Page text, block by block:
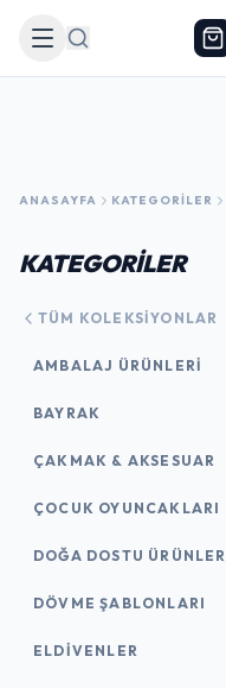
Arama
ANASAYFA KATEGORILER
KATEGORİLER
TÜM KOLEKSIYONLAR
AMBALAJ ÜRÜNLERI
BAYRAK
ÇAKMAK & AKSESUAR
ÇOCUK OYUNCAKLARI
DOĞA DOSTU ÜRÜNLER
DÖVME ŞABLONLARI
ELDIVENLER